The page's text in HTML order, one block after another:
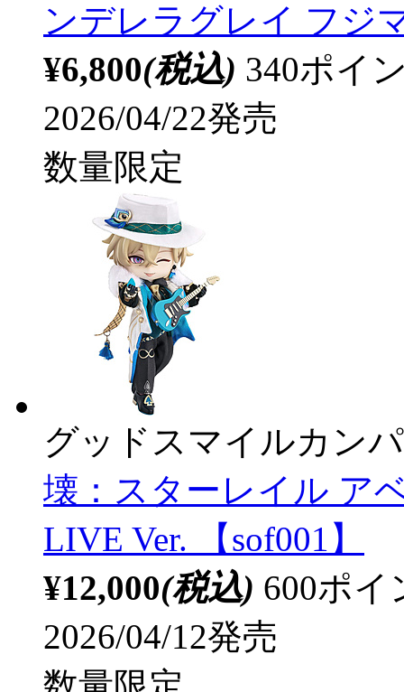
ンデレラグレイ フジ
¥6,800(税込) 340ポイ
2026/04/22発売
数量限定
グッドスマイルカン
壊：スターレイル ア
LIVE Ver. 【sof001】
¥12,000(税込) 600ポ
2026/04/12発売